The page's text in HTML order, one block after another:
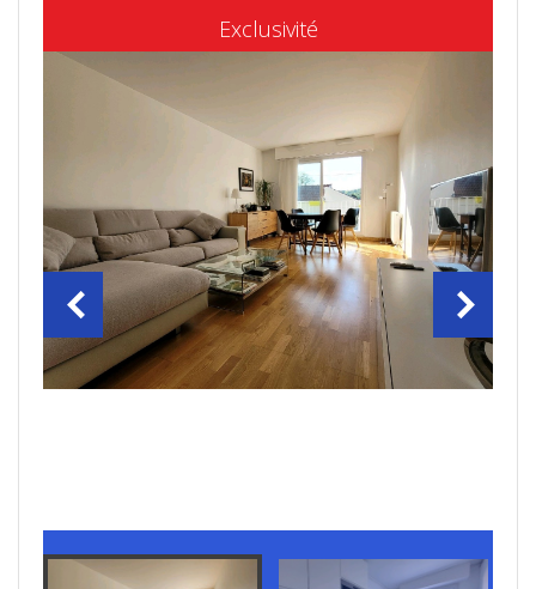
Exclusivité